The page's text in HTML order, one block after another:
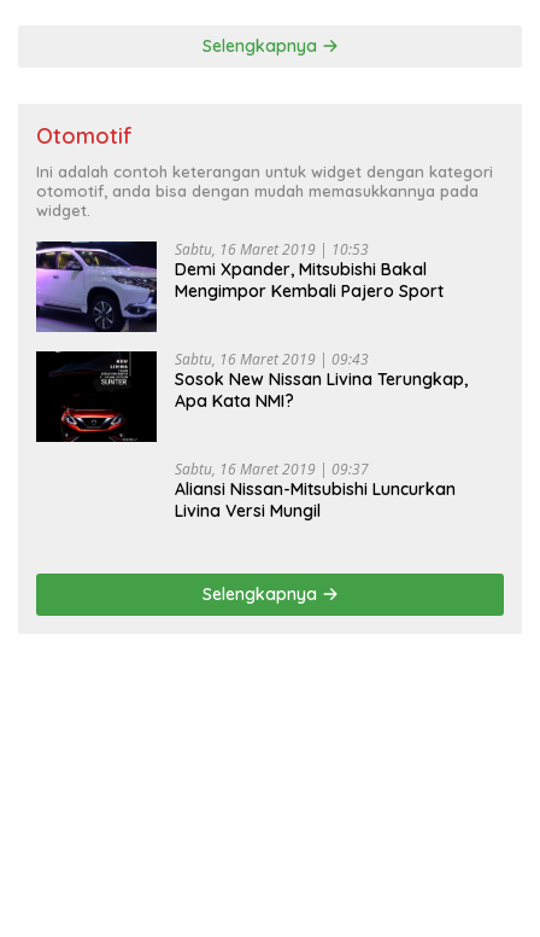
Selengkapnya
Otomotif
Ini adalah contoh keterangan untuk widget dengan kategori
otomotif, anda bisa dengan mudah memasukkannya pada
widget.
Sabtu, 16 Maret 2019 | 10:53
Demi Xpander, Mitsubishi Bakal
Mengimpor Kembali Pajero Sport
Sabtu, 16 Maret 2019 | 09:43
Sosok New Nissan Livina Terungkap,
Apa Kata NMI?
Sabtu, 16 Maret 2019 | 09:37
Aliansi Nissan-Mitsubishi Luncurkan
Livina Versi Mungil
Selengkapnya